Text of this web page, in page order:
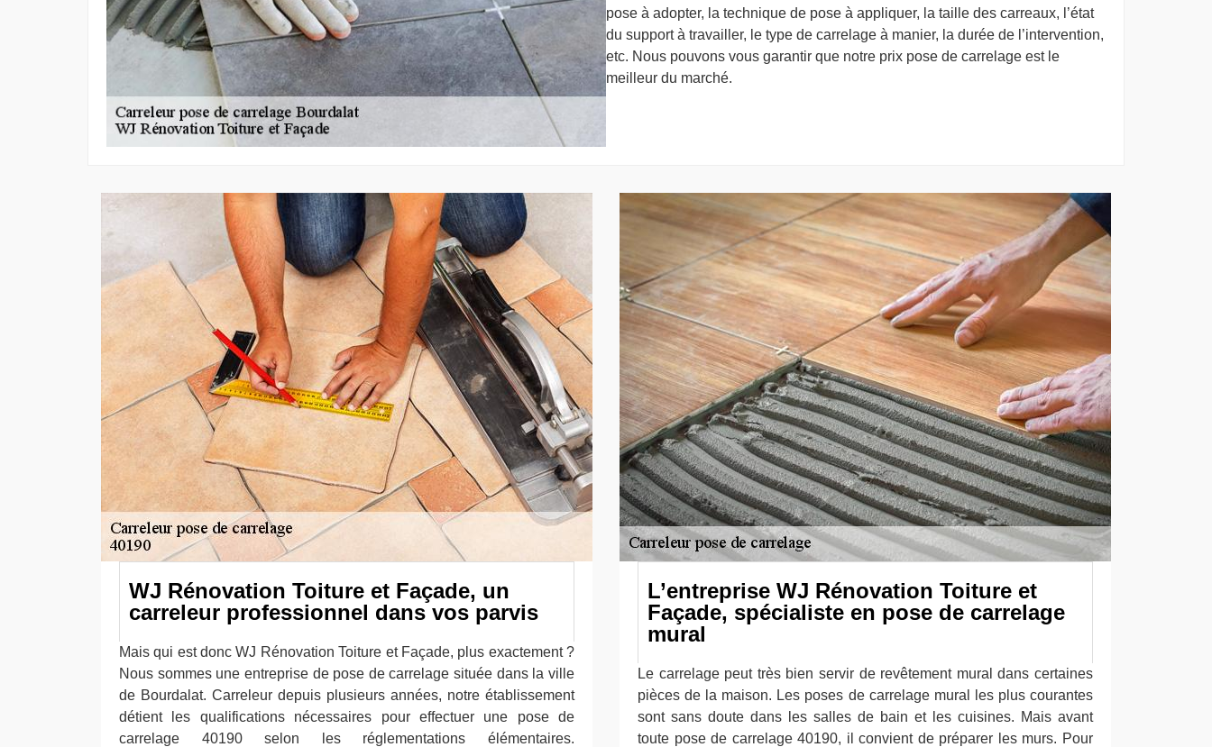
pose à adopter, la technique de pose à appliquer, la taille des carreaux, l’état
du support à travailler, le type de carrelage à manier, la durée de l’intervention,
etc. Nous pouvons vous garantir que notre prix pose de carrelage est le
meilleur du marché.
WJ Rénovation Toiture et Façade, un
carreleur professionnel dans vos parvis
Mais qui est donc WJ Rénovation Toiture et Façade, plus exactement ?
Nous sommes une entreprise de pose de carrelage située dans la ville
de Bourdalat. Carreleur depuis plusieurs années, notre établissement
détient les qualifications nécessaires pour effectuer une pose de
carrelage 40190 selon les réglementations élémentaires.
L’entreprise WJ Rénovation Toiture et
Façade, spécialiste en pose de carrelage
mural
Le carrelage peut très bien servir de revêtement mural dans certaines
pièces de la maison. Les poses de carrelage mural les plus courantes
sont sans doute dans les salles de bain et les cuisines. Mais avant
toute pose de carrelage 40190, il convient de préparer les murs. Pour